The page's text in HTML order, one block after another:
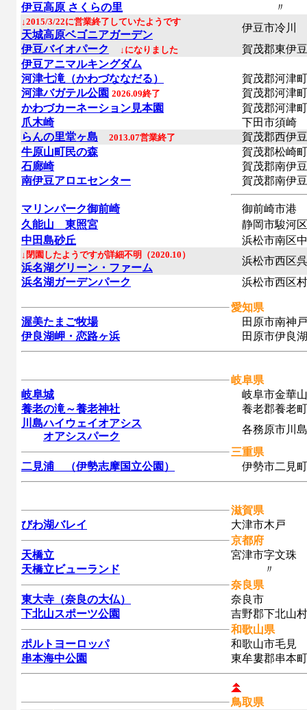
伊豆高原 さくらの里
〃
↓2015/3/22に営業終了していたようです
天城高原ベゴニアガーデン
伊豆市冷川
伊豆バイオパーク
↓になりました
賀茂郡東伊
伊豆アニマルキングダム
河津七滝（かわづななだる）
賀茂郡河津
河津バガテル公園 2026.09終了
賀茂郡河津
かわづカーネーション見本園
賀茂郡河津
爪木崎
下田市須崎
らんの里堂ヶ島
2013.07営業終了
賀茂郡西伊
牛原山町民の森
賀茂郡松崎
石廊崎
賀茂郡南伊
南伊豆アロエセンター
賀茂郡南伊
マリンパーク御前崎
御前崎市港
久能山 東照宮
静岡市駿河区
中田島砂丘
浜松市南区
↓閉園したようですが詳細不明（2020.10）
浜名湖グリーン・ファーム
浜松市西区
浜名湖ガーデンパーク
浜松市西区
愛知県
渥美たまご牧場
田原市南神
伊良湖岬・恋路ヶ浜
田原市伊良
岐阜県
岐阜城
岐阜市金華
養老の滝～養老神社
養老郡養老町
川島ハイウェイオアシス
オアシスパーク
各務原市川
三重県
二見浦 （伊勢志摩国立公園）
伊勢市二見
滋賀県
びわ湖バレイ
大津市木戸
京都府
天橋立
宮津市字文珠
天橋立ビューランド
〃
奈良県
東大寺（奈良の大仏）
奈良市
下北山スポーツ公園
吉野郡下北山村
和歌山県
ポルトヨーロッパ
和歌山市毛見
串本海中公園
東牟婁郡串本
鳥取県